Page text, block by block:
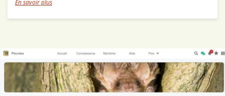
En savoir plus